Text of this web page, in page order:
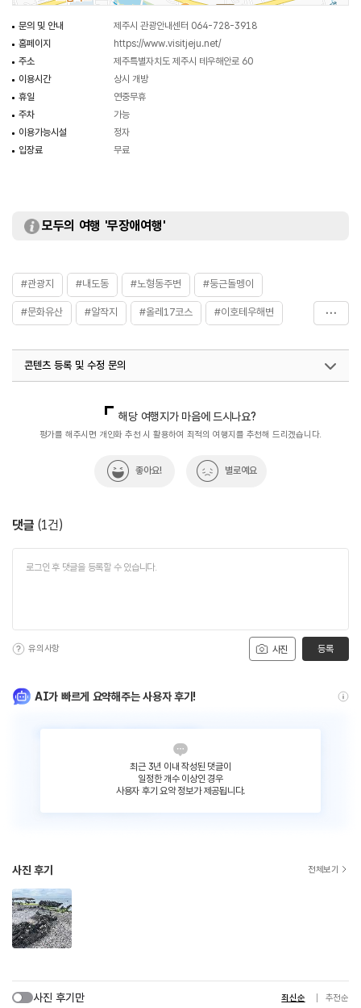
문의 및 안내
제주시 관광안내센터 064-728-3918
홈페이지
https://www.visitjeju.net/
주소
제주특별자치도 제주시 테우해안로 60
이용시간
상시 개방
휴일
연중무휴
주차
가능
이용가능시설
정자
입장료
무료
모두의 여행 '무장애여행'
#관광지 #내도동 #노형동주변 #둥근돌멩이
#문화유산 #알작지 #올레17코스 #이호테우해변
#해안도로
콘텐츠 등록 및 수정 문의
해당 여행지가 마음에 드시나요?
평가를 해주시면 개인화 추천 시 활용하여 최적의 여행지를 추천해 드리겠습니다.
좋아요! 별로예요
댓글 (1건)
사진
유의사항 등록
AI가 빠르게 요약해주는 사용자 후기!
최근 3년 이내 작성된 댓글이
일정한 개수 이상인 경우
사용자 후기 요약 정보가 제공됩니다.
사진 후기 전체보기
사진 후기만 최신순 추천순